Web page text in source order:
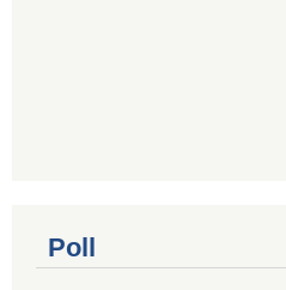
Poll